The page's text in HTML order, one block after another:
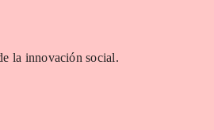
la innovación social.